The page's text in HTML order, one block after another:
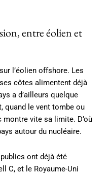
entre éolien et
l’éolien offshore. Les
côtes alimentent déjà
a d’ailleurs quelque
quand le vent tombe ou
montre vite sa limite. D’où
autour du nucléaire.
ont déjà été
C, et le Royaume-Uni